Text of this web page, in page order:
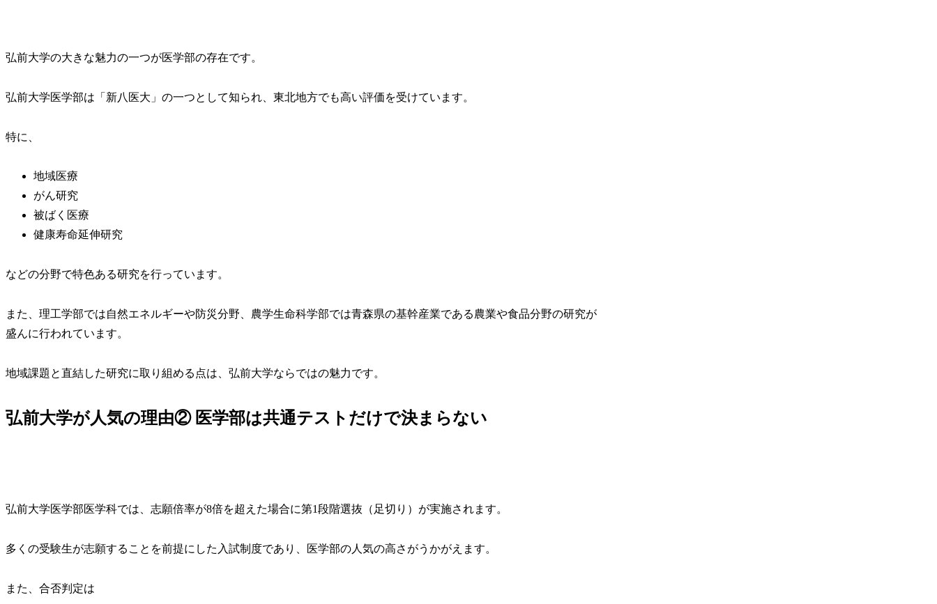
弘前大学の大きな魅力の一つが医学部の存在です。
弘前大学医学部は「新八医大」の一つとして知られ、東北地方でも高い評価を受けています。
特に、
地域医療
がん研究
被ばく医療
健康寿命延伸研究
などの分野で特色ある研究を行っています。
また、理工学部では自然エネルギーや防災分野、農学生命科学部では青森県の基幹産業である農業や食品分野の研究が
盛んに行われています。
地域課題と直結した研究に取り組める点は、弘前大学ならではの魅力です。
弘前大学が人気の理由② 医学部は共通テストだけで決まらない
弘前大学医学部医学科では、志願倍率が8倍を超えた場合に第1段階選抜（足切り）が実施されます。
多くの受験生が志願することを前提にした入試制度であり、医学部の人気の高さがうかがえます。
また、合否判定は